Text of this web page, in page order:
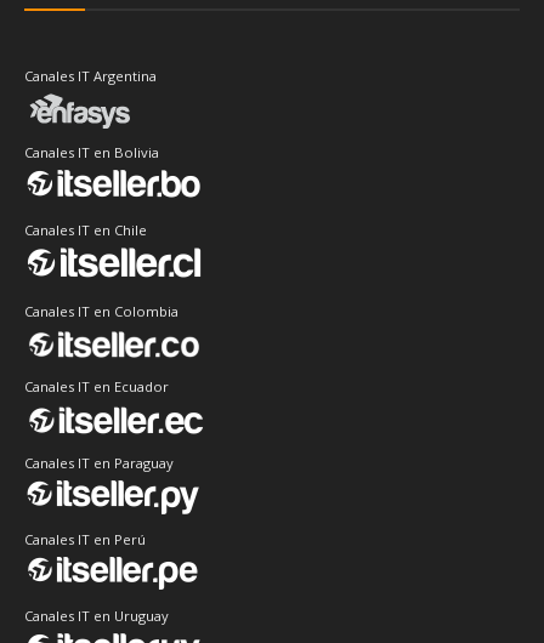
Canales IT Argentina
Canales IT en Bolivia
Canales IT en Chile
Canales IT en Colombia
Canales IT en Ecuador
Canales IT en Paraguay
Canales IT en Perú
Canales IT en Uruguay